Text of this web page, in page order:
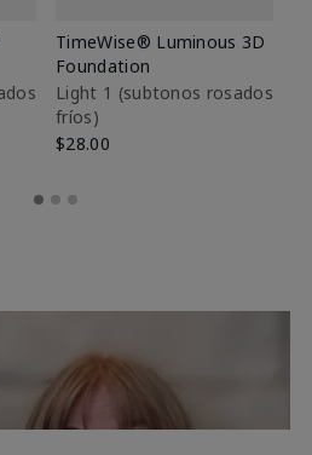
TimeWise® Luminous 3D
Foundation
Light 1​ (subtonos rosados
fríos)
$28.00